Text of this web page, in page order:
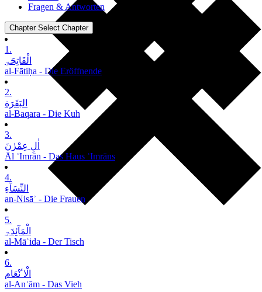
Fragen & Antworten
Chapter Select Chapter
1.
الْفَاتِحَۃِ
al-Fātiḥa - Die Eröffnende
2.
البَقَرَة
al-Baqara - Die Kuh
3.
اٰلِ عِمْرٰنَ
Āl ʿImrān - Das Haus ʿImrāns
4.
النِّسَآءِ
an-Nisāʾ - Die Frauen
5.
الْمَآئِدَۃِ
al-Māʾida - Der Tisch
6.
الْاٴنْعَام
al-Anʿām - Das Vieh